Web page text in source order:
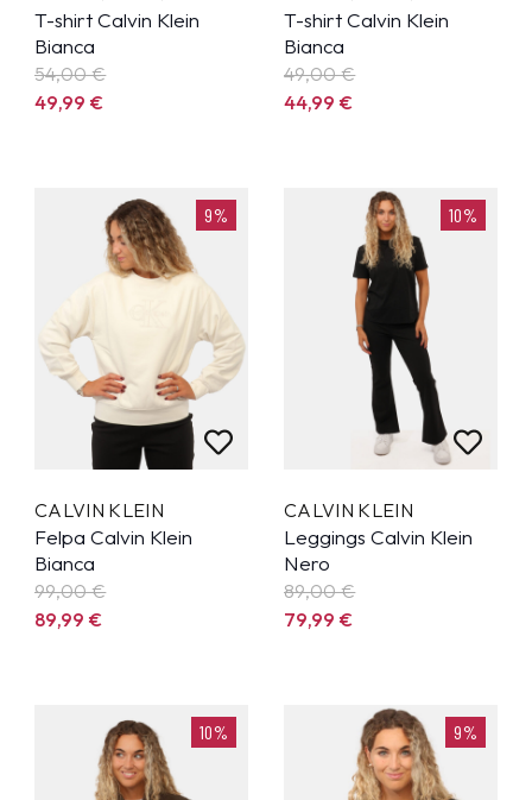
T-shirt Calvin Klein
Bianca
54,00 €
49,99€
T-shirt Calvin Klein
Bianca
49,00 €
44,99€
9%
CALVIN KLEIN
Felpa Calvin Klein
Bianca
99,00 €
89,99€
10%
CALVIN KLEIN
Leggings Calvin Klein
Nero
89,00 €
79,99€
10% 9%